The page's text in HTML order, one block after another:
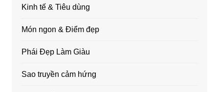
Kinh tế & Tiêu dùng
Món ngon & Điểm đẹp
Phái Đẹp Làm Giàu
Sao truyền cảm hứng